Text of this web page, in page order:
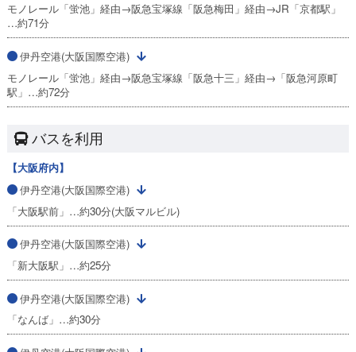
モノレール「蛍池」経由→阪急宝塚線「阪急梅田」経由→JR「京都駅」
…約71分
伊丹空港(大阪国際空港)
モノレール「蛍池」経由→阪急宝塚線「阪急十三」経由→「阪急河原町
駅」…約72分
バスを利用
【大阪府内】
伊丹空港(大阪国際空港)
「大阪駅前」…約30分(大阪マルビル)
伊丹空港(大阪国際空港)
「新大阪駅」…約25分
伊丹空港(大阪国際空港)
「なんば」…約30分